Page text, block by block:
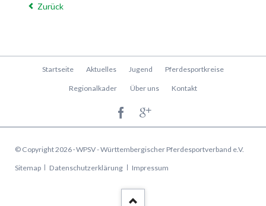
Zurück
Navigation
Startseite Aktuelles Jugend Pferdesportkreise
Regionalkader Über uns Kontakt
© Copyright 2026 · WPSV - Württembergischer Pferdesportverband e.V.
Navigation
Sitemap Datenschutzerklärung Impressum